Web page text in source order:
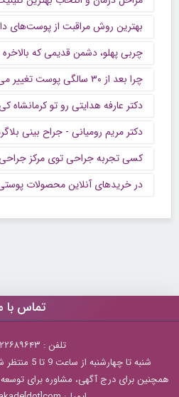
بهترین روش مراقبت از پوست‌های
چربی پهلو، دشمن قدیمی که
چرا بعد از ۳۰ سالگی پوست تغییر می‌کند؟
دکتر عارفه هدایتی رو تو کرمانشاه
دکتر مریم رومیانی - جراح بینی
کسی تجربه جراحی توی مرکز جراحی
در خریدهای آنلاین محصولات
تماس با
تلفن : ۲۲۶۸۹۶۴۳ (۰۲۱)
شنبه تا چهارشنبه از ساعت 9 تا 5 منتظر شنیدن صدای گرم شما هستیم.
همچنین برای درج آگهی، مشاوره برای